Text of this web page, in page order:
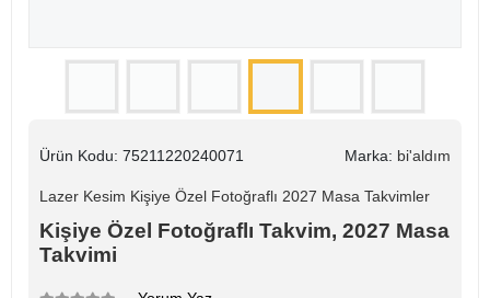
Ürün Kodu: 75211220240071 Marka: bi'aldım
Lazer Kesim Kişiye Özel Fotoğraflı 2027 Masa Takvimler
Kişiye Özel Fotoğraflı Takvim, 2027 Masa
Takvimi